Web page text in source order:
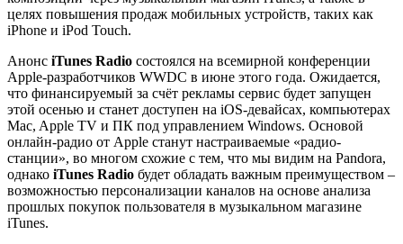
целях повышения продаж мобильных устройств, таких как
iPhone и iPod Touch.
Анонс iTunes Radio состоялся на всемирной конференции
Apple-разработчиков WWDC в июне этого года. Ожидается,
что финансируемый за счёт рекламы сервис будет запущен
этой осенью и станет доступен на iOS-девайсах, компьютерах
Mac, Apple TV и ПК под управлением Windows. Основой
онлайн-радио от Apple станут настраиваемые «радио-
станции», во многом схожие с тем, что мы видим на Pandora,
однако iTunes Radio будет обладать важным преимуществом –
возможностью персонализации каналов на основе анализа
прошлых покупок пользователя в музыкальном магазине
iTunes.